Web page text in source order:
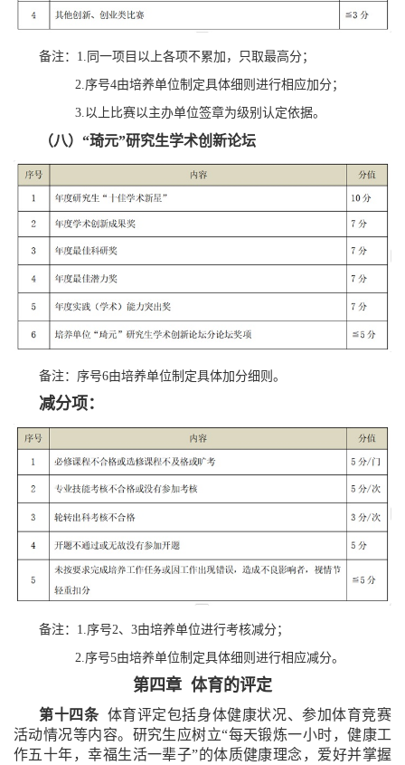
备注：1.同一项目以上各项不累加，只取最高分；
2.序号4由培养单位制定具体细则进行相应加分；
3.以上比赛以主办单位签章为级别认定依据。
（八）“琦元”研究生学术创新论坛
备注：序号6由培养单位制定具体加分细则。
减分项：
备注：1.序号2、3由培养单位进行考核减分；
2.序号5由培养单位制定具体细则进行相应减分。
第四章 体育的评定
第十四条体育评定包括身体健康状况、参加体育竞赛
活动情况等内容。研究生应树立“每天锻炼一小时，健康工
作五十年，幸福生活一辈子”的体质健康理念，爱好并掌握